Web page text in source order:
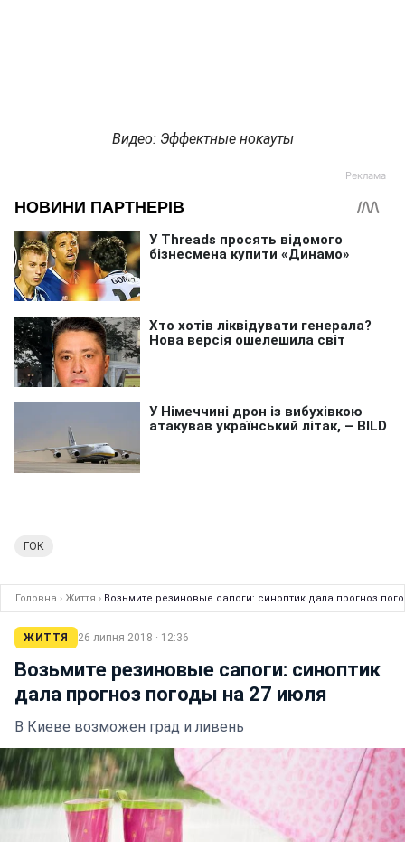
Видео: Эффектные нокауты
ГОК
Головна › Життя › Возьмите резиновые сапоги: синоптик дала прогноз
ЖИТТЯ 26 липня 2018 · 12:36
Возьмите резиновые сапоги: синоптик
дала прогноз погоды на 27 июля
В Киеве возможен град и ливень